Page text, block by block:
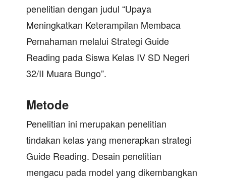
penelitian dengan judul “Upaya
Meningkatkan Keterampilan Membaca
Pemahaman melalui Strategi Guide
Reading pada Siswa Kelas IV SD Negeri
32/II Muara Bungo”.
Metode
Penelitian ini merupakan penelitian
tindakan kelas yang menerapkan strategi
Guide Reading. Desain penelitian
mengacu pada model yang dikembangkan